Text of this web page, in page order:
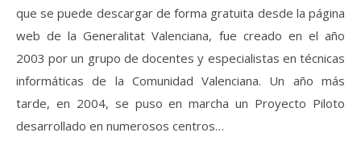
que se puede descargar de forma gratuita desde la página
web de la Generalitat Valenciana, fue creado en el año
2003 por un grupo de docentes y especialistas en técnicas
informáticas de la Comunidad Valenciana. Un año más
tarde, en 2004, se puso en marcha un Proyecto Piloto
desarrollado en numerosos centros…